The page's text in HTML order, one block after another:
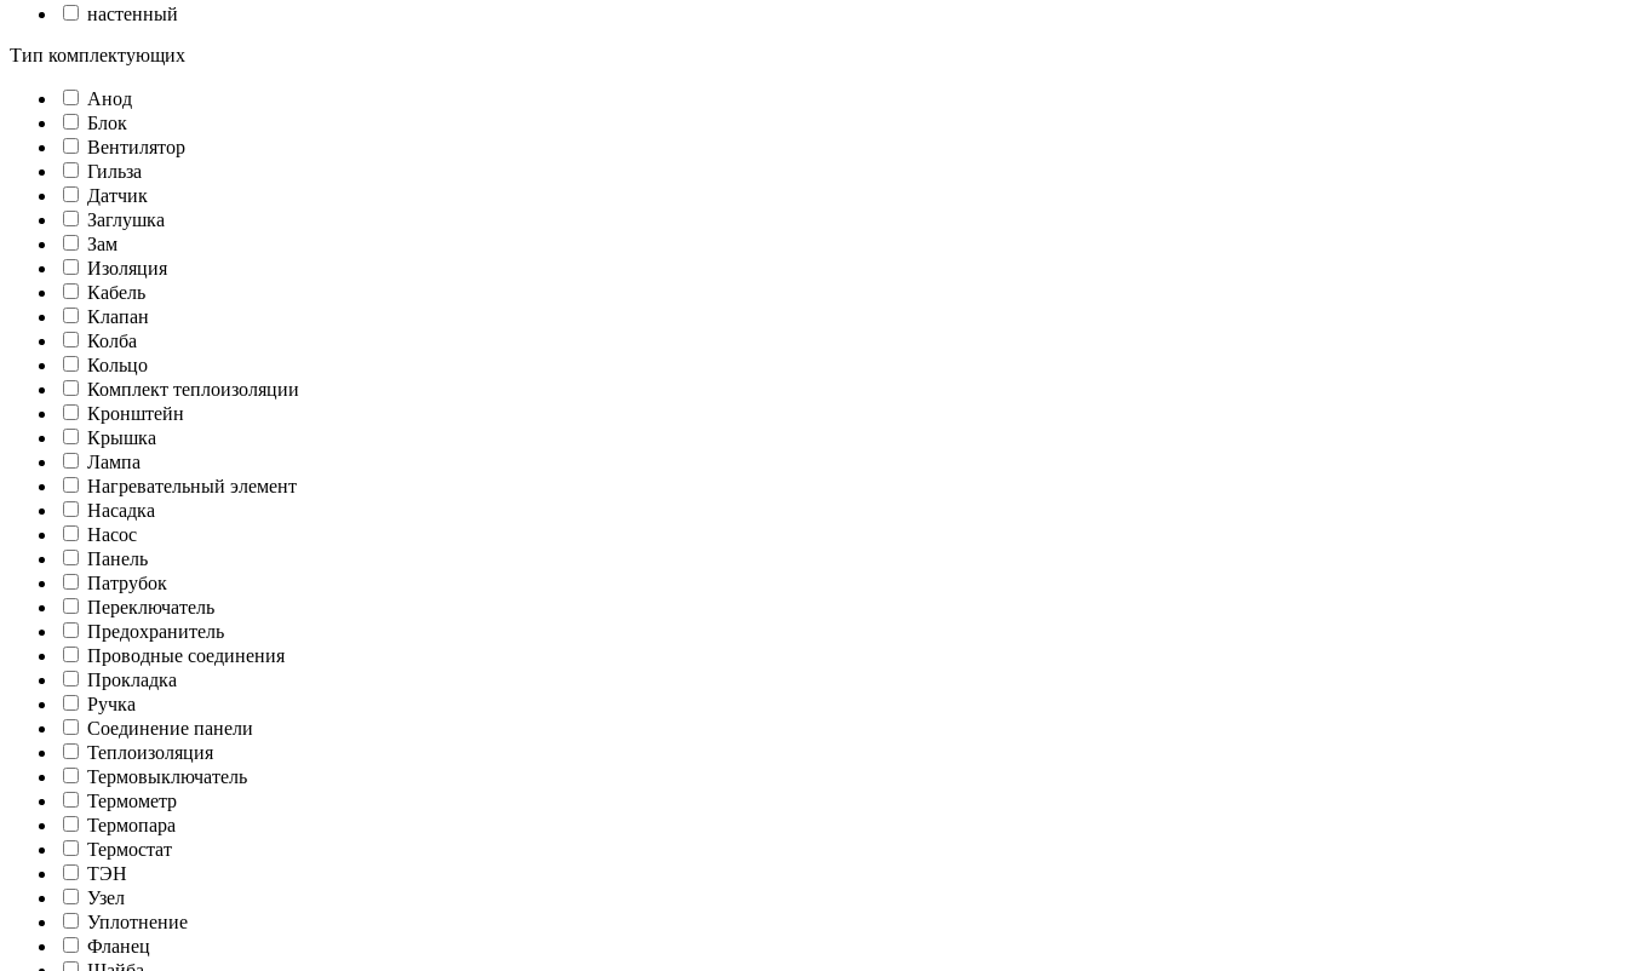
настенный
Тип комплектующих
Анод
Блок
Вентилятор
Гильза
Датчик
Заглушка
Зам
Изоляция
Кабель
Клапан
Колба
Кольцо
Комплект теплоизоляции
Кронштейн
Крышка
Лампа
Нагревательный элемент
Насадка
Насос
Панель
Патрубок
Переключатель
Предохранитель
Проводные соединения
Прокладка
Ручка
Соединение панели
Теплоизоляция
Термовыключатель
Термометр
Термопара
Термостат
ТЭН
Узел
Уплотнение
Фланец